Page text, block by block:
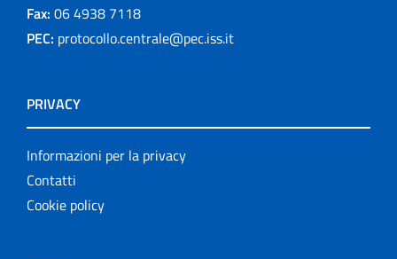
Fax: 06 4938 7118
PEC: protocollo.centrale@pec.iss.it
PRIVACY
Informazioni per la privacy
Contatti
Cookie policy